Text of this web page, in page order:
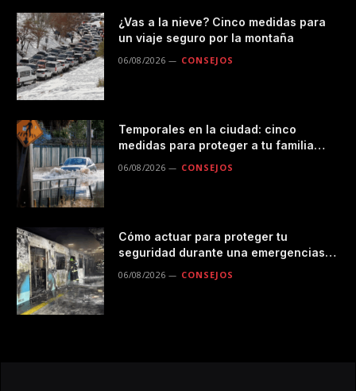
¿Vas a la nieve? Cinco medidas para
un viaje seguro por la montaña
06/08/2026 CONSEJOS
Temporales en la ciudad: cinco
medidas para proteger a tu familia
06/08/2026 CONSEJOS
Cómo actuar para proteger tu
seguridad durante una emergencias
06/08/2026 CONSEJOS